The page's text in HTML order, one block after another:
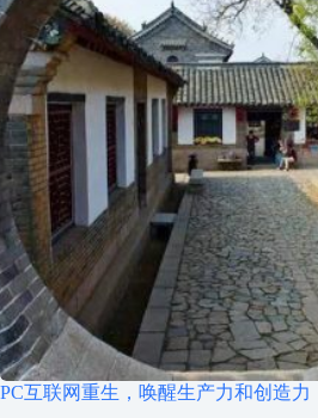
PC互联网重生，唤醒生产力和创造力